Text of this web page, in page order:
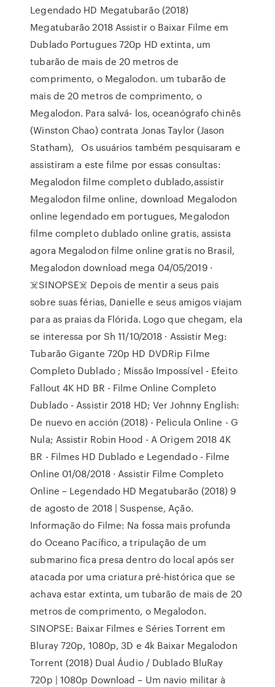
Legendado HD Megatubarão (2018)
Megatubarão 2018 Assistir o Baixar Filme em
Dublado Portugues 720p HD extinta, um
tubarão de mais de 20 metros de
comprimento, o Megalodon. um tubarão de
mais de 20 metros de comprimento, o
Megalodon. Para salvá- los, oceanógrafo chinês
(Winston Chao) contrata Jonas Taylor (Jason
Statham), Os usuários também pesquisaram e
assistiram a este filme por essas consultas:
Megalodon filme completo dublado,assistir
Megalodon filme online, download Megalodon
online legendado em portugues, Megalodon
filme completo dublado online gratis, assista
agora Megalodon filme online gratis no Brasil,
Megalodon download mega 04/05/2019 ·
☠️SINOPSE☠️ Depois de mentir a seus pais
sobre suas férias, Danielle e seus amigos viajam
para as praias da Flórida. Logo que chegam, ela
se interessa por Sh 11/10/2018 · Assistir Meg:
Tubarão Gigante 720p HD DVDRip Filme
Completo Dublado ; Missão Impossível - Efeito
Fallout 4K HD BR - Filme Online Completo
Dublado - Assistir 2018 HD; Ver Johnny English:
De nuevo en acción (2018) - Pelicula Online - G
Nula; Assistir Robin Hood - A Origem 2018 4K
BR - Filmes HD Dublado e Legendado - Filme
Online 01/08/2018 · Assistir Filme Completo
Online – Legendado HD Megatubarão (2018) 9
de agosto de 2018 | Suspense, Ação.
Informação do Filme: Na fossa mais profunda
do Oceano Pacífico, a tripulação de um
submarino fica presa dentro do local após ser
atacada por uma criatura pré-histórica que se
achava estar extinta, um tubarão de mais de 20
metros de comprimento, o Megalodon.
SINOPSE: Baixar Filmes e Séries Torrent em
Bluray 720p, 1080p, 3D e 4k Baixar Megalodon
Torrent (2018) Dual Áudio / Dublado BluRay
720p | 1080p Download – Um navio militar à